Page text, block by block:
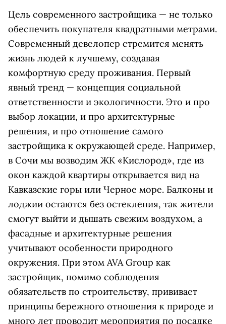
Цель современного застройщика — не только
обеспечить покупателя квадратными метрами.
Современный девелопер стремится менять
жизнь людей к лучшему, создавая
комфортную среду проживания. Первый
явный тренд — концепция социальной
ответственности и экологичности. Это и про
выбор локации, и про архитектурные
решения, и про отношение самого
застройщика к окружающей среде. Например,
в Сочи мы возводим ЖК «Кислород», где из
окон каждой квартиры открывается вид на
Кавказские горы или Черное море. Балконы и
лоджии остаются без остекления, так жители
смогут выйти и дышать свежим воздухом, а
фасадные и архитектурные решения
учитывают особенности природного
окружения. При этом AVA Group как
застройщик, помимо соблюдения
обязательств по строительству, прививает
принципы бережного отношения к природе и
много лет проводит мероприятия по посадке